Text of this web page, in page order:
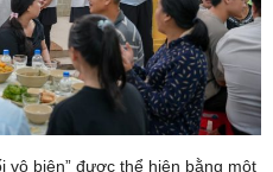
vô biên” được thể hiện bằng một